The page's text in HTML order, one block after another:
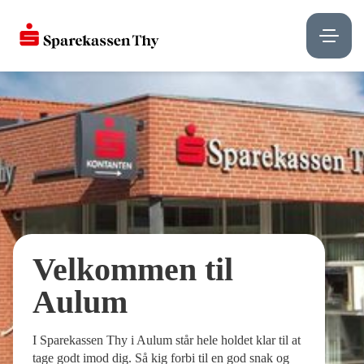
Velkommen til
Aulum
I Sparekassen Thy i Aulum står hele holdet klar til at
tage godt imod dig. Så kig forbi til en god snak og